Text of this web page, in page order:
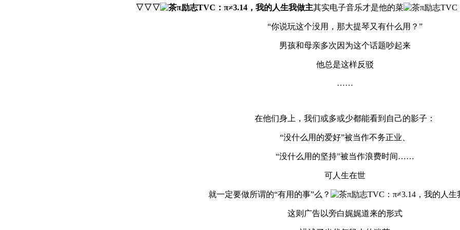
▽▽▽ 其实电子音乐才是他的菜
“你说玩这个没用，那大提琴又有什么用？”
男孩和母亲多次因为这个话题吵起来
他总是这样反驳
……
在他们身上，我们或多或少都能看到自己的影子：
“没什么用的爱好”被当作不务正业、
“没什么用的坚持”被当作浪费时间……
可人生在世
就一定要做所谓的“有用的事”么？
这则广告以旁白娓娓道来的形式